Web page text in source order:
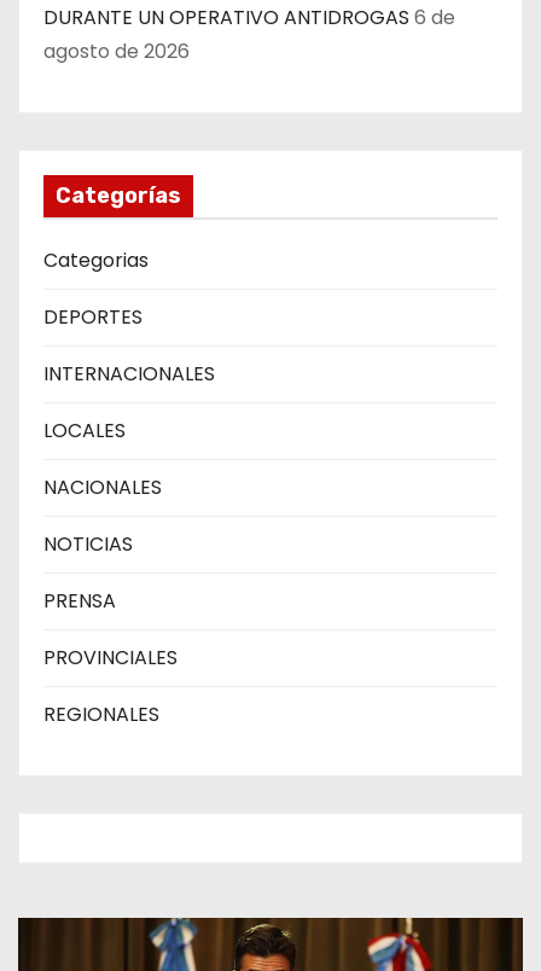
DURANTE UN OPERATIVO ANTIDROGAS 6 de
agosto de 2026
Categorías
Categorias
DEPORTES
INTERNACIONALES
LOCALES
NACIONALES
NOTICIAS
PRENSA
PROVINCIALES
REGIONALES